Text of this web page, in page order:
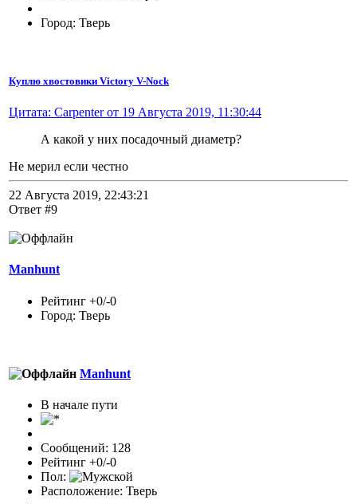
Город: Тверь
Куплю хвостовики Victory V-Nock
Цитата: Carpenter от 19 Августа 2019, 11:30:44
А какой у них посадочный диаметр?
Не мерил если честно
22 Августа 2019, 22:43:21
Ответ #9
Manhunt
Рейтинг +0/-0
Город: Тверь
Manhunt
В начале пути
Сообщений: 128
Рейтинг +0/-0
Пол:
Расположение: Тверь